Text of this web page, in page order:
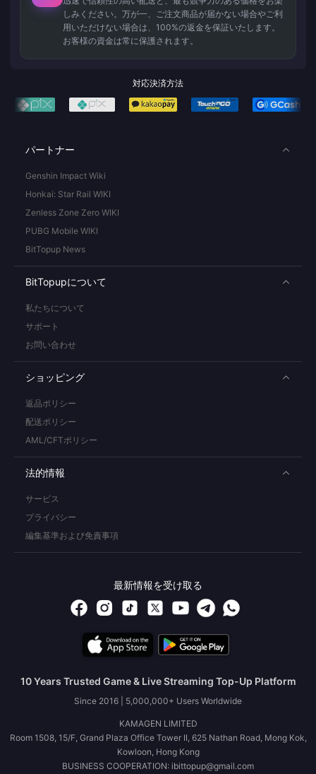
しみください。万が一、ご注文商品が届かない場合やご利
用いただけない場合は、100%の返金を保証いたします。
お客様の資金は常に保護されます。
対応決済方法
パートナー
Genshin Impact Wiki
Honkai: Star Rail WIKI
Zenless Zone Zero WIKI
PUBG Mobile WIKI
BitTopup News
BitTopupについて
私たちについて
サポート
お問い合わせ
ショッピング
返品ポリシー
配送ポリシー
AML/CFTポリシー
法的情報
サービス
プライバシー
編集基準および免責事項
最新情報を受け取る
10 Years Trusted Game & Live Streaming Top-Up Platform
Since 2016 | 5,000,000+ Users Worldwide
KAMAGEN LIMITED
Room 1508, 15/F, Grand Plaza Office Tower II, 625 Nathan Road, Mong Kok,
Kowloon, Hong Kong
BUSINESS COOPERATION: ibittopup@gmail.com